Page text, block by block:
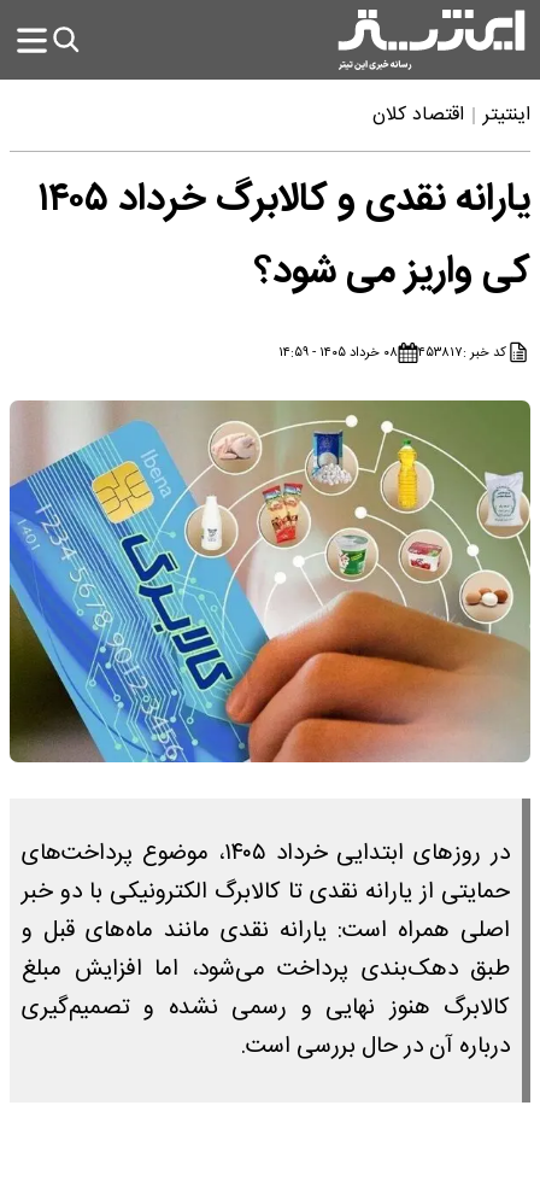
اینتیتر اقتصاد کلان
یارانه نقدی و کالابرگ خرداد ۱۴۰۵
کی واریز می شود؟
کد خبر :۴۵۳۸۱۷ ۰۸ خرداد ۱۴۰۵ - ۱۴:۵۹
در روزهای ابتدایی خرداد ۱۴۰۵، موضوع پرداخت‌های
حمایتی از یارانه نقدی تا کالابرگ الکترونیکی با دو خبر
اصلی همراه است: یارانه نقدی مانند ماه‌های قبل و
طبق دهک‌بندی پرداخت می‌شود، اما افزایش مبلغ
کالابرگ هنوز نهایی و رسمی نشده و تصمیم‌گیری
درباره آن در حال بررسی است.